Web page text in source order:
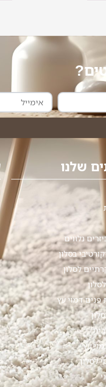
אימייל
שלנו
נלווים
בסלון
לסלון
פנים דמוי עץ
עץ
לסלון